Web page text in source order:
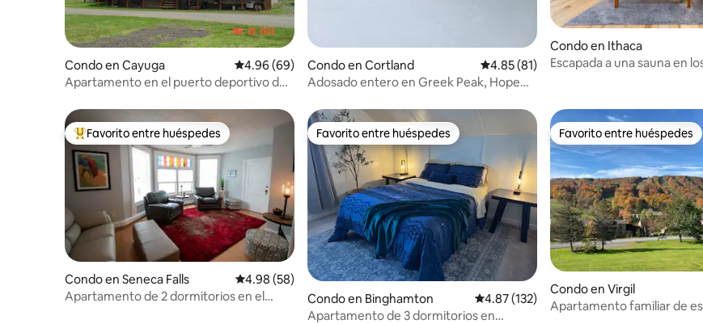
Condo en Cayuga Calificación promedio: 4.96 de 5, 69 reseñas
4.96 (69)
Apartamento en el puerto deportivo de
Condo en Cortland Calificación promedio: 4.85 de 5, 81
4.85 (81)
Adosado entero en Greek Peak, Hope
Condo en Ithaca
Escapada a una sauna en
Favorito entre huéspedes preferido
Favorito entre huéspedes
Condo en Seneca Falls Calificación promedio: 4.98 de 5, 58 reseñas
4.98 (58)
Apartamento de 2 dormitorios en el
Favorito entre huéspedes
Favorito entre huéspedes
Condo en Binghamton Calificación promedio: 4.87 de 5, 132
4.87 (132)
Apartamento de 3 dormitorios en
Favorito entre huéspedes
Favorito entre huéspedes
Condo en Virgil
Apartamento familiar de